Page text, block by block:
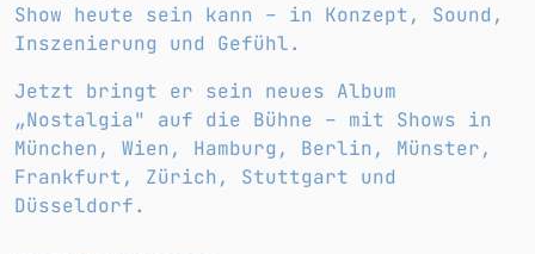
Show heute sein kann – in Konzept, Sound,
Inszenierung und Gefühl.
Jetzt bringt er sein neues Album
„Nostalgia" auf die Bühne – mit Shows in
München, Wien, Hamburg, Berlin, Münster,
Frankfurt, Zürich, Stuttgart und
Düsseldorf.